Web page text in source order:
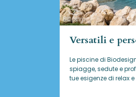
Versatili e
Le piscine di
spiagge, sedute e
tue esigenze di relax